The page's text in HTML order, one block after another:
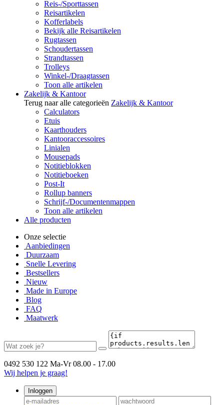
Reis-/Sporttassen
Reisartikelen
Kofferlabels
Bekijk alle Reisartikelen
Rugtassen
Schoudertassen
Strandtassen
Trolleys
Winkel-/Draagtassen
Toon alle artikelen
Zakelijk & Kantoor
Terug naar alle categorieën Zakelijk & Kantoor
Calculators
Etuis
Kaarthouders
Kantooraccessoires
Linialen
Mousepads
Notitieblokken
Notitieboeken
Post-It
Rollup banners
Schrijf-/Documentenmappen
Toon alle artikelen
Alle producten
Onze selectie
Aanbiedingen
Duurzaam
Snelle Levering
Bestsellers
Nieuw
Made in Europe
Blog
FAQ
Maatwerk
0492 530 122 Ma-Vr 08.00 - 17.00
Wij helpen je graag!
Inloggen